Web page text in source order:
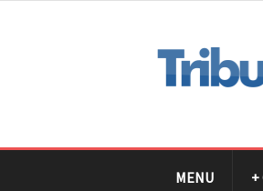
MENU +